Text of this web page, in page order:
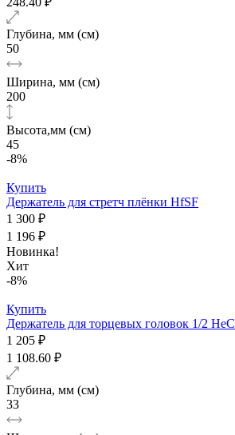
Глубина, мм (см)
50
Ширина, мм (см)
200
Высота,мм (см)
45
-8%
Купить
Держатель для стретч плёнки HfSF
1 300 ₽
1 196 ₽
Новинка!
Хит
-8%
Купить
Держатель для торцевых головок 1/2 HeC
1 205 ₽
1 108.60 ₽
Глубина, мм (см)
33